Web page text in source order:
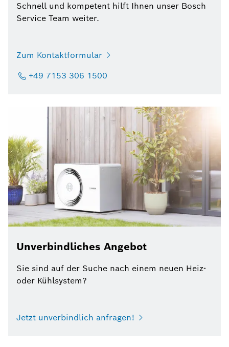
Schnell und kompetent hilft Ihnen unser Bosch
Service Team weiter.
Zum Kontaktformular
+49 7153 306 1500
Unverbindliches Angebot
Sie sind auf der Suche nach einem neuen Heiz-
oder Kühlsystem?
Jetzt unverbindlich anfragen!